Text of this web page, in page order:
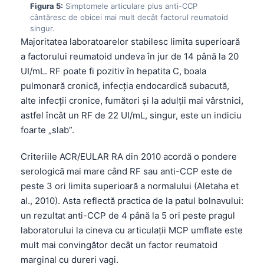
Figura 5: Simptomele articulare plus anti-CCP
cântăresc de obicei mai mult decât factorul reumatoid
singur.
Majoritatea laboratoarelor stabilesc limita superioară
a factorului reumatoid undeva în jur de 14 până la 20
UI/mL. RF poate fi pozitiv în hepatita C, boala
pulmonară cronică, infecția endocardică subacută,
alte infecții cronice, fumători și la adulții mai vârstnici,
astfel încât un RF de 22 UI/mL, singur, este un indiciu
foarte „slab”.
Criteriile ACR/EULAR RA din 2010 acordă o pondere
serologică mai mare când RF sau anti-CCP este de
peste 3 ori limita superioară a normalului (Aletaha et
al., 2010). Asta reflectă practica de la patul bolnavului:
un rezultat anti-CCP de 4 până la 5 ori peste pragul
laboratorului la cineva cu articulații MCP umflate este
mult mai convingător decât un factor reumatoid
marginal cu dureri vagi.
العربية المغربية
Afrikaans
Монгол
ພາສາລາວ
Basa Jawa
Cebuano
Татар теле
Беларуская мова
Esperanto
Frysk
Ślōnskŏ gŏdka
Norsk bokmål